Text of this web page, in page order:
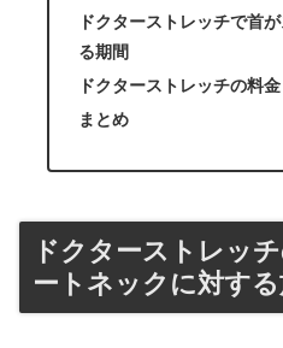
ドクターストレッチで首
る期間
ドクターストレッチの料金
まとめ
ドクターストレッ
ートネックに対する